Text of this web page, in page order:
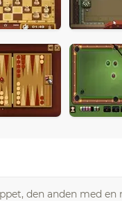
den anden med en